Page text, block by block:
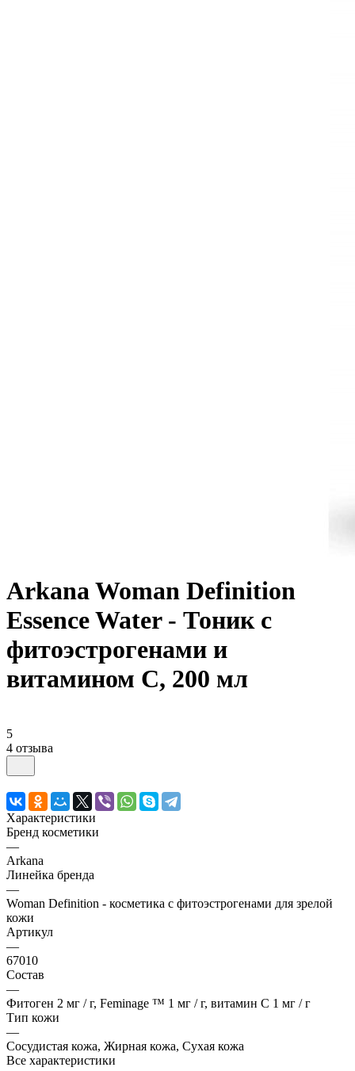
Arkana Woman Definition
Essence Water - Тоник с
фитоэстрогенами и
витамином С, 200 мл
5
4 отзыва
Характеристики
Бренд косметики
—
Arkana
Линейка бренда
—
Woman Definition - косметика с фитоэстрогенами для зрелой
кожи
Артикул
—
67010
Состав
—
Фитоген 2 мг / г, Feminage ™ 1 мг / г, витамин C 1 мг / г
Тип кожи
—
Сосудистая кожа, Жирная кожа, Сухая кожа
Все характеристики